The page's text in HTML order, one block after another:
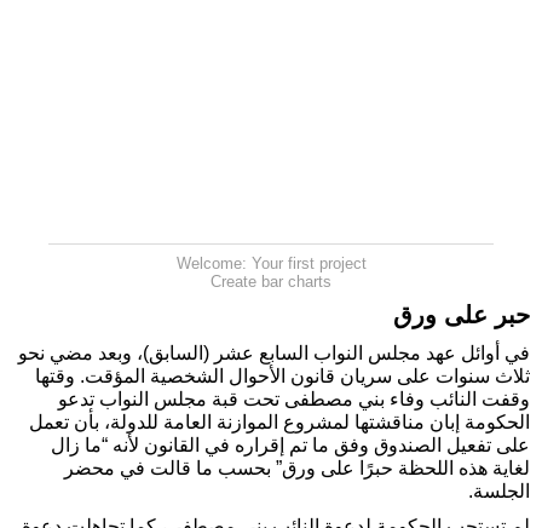
Welcome: Your first project
Create bar charts
حبر على ورق
في أوائل عهد مجلس النواب السابع عشر (السابق)، وبعد مضي نحو
ثلاث سنوات على سريان قانون الأحوال الشخصية المؤقت. وقتها
وقفت النائب وفاء بني مصطفى تحت قبة مجلس النواب تدعو
الحكومة إبان مناقشتها لمشروع الموازنة العامة للدولة، بأن تعمل
على تفعيل الصندوق وفق ما تم إقراره في القانون لأنه “ما زال
لغاية هذه اللحظة حبرًا على ورق” بحسب ما قالت في محضر
الجلسة.